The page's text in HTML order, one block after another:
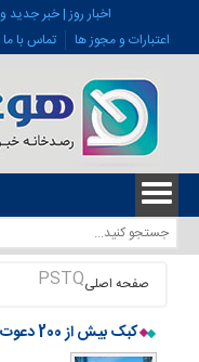
اخبار روز | خبر جدید
اعتبارات و مجوز ها
تماس با ما
صفحه اصلیPSTQ
کبک بیش از 200 دعوت برای مهاجرت استانی صادر می کند